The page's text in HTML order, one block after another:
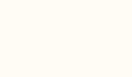
る方は、こちらをスマホ